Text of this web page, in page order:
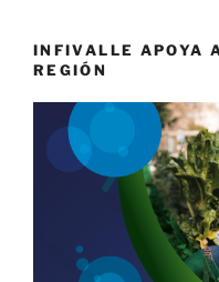
INFIVALLE APOYA
REGIÓN